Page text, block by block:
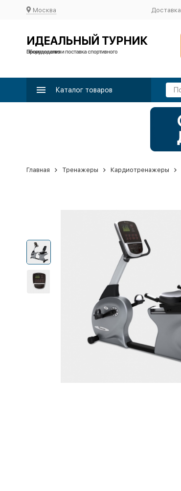
Москва Доставка
ИДЕАЛЬНЫЙ ТУРНИК
Производство и поставка спортивного оборудования
Каталог товаров
Главная Тренажеры Кардиотренажеры